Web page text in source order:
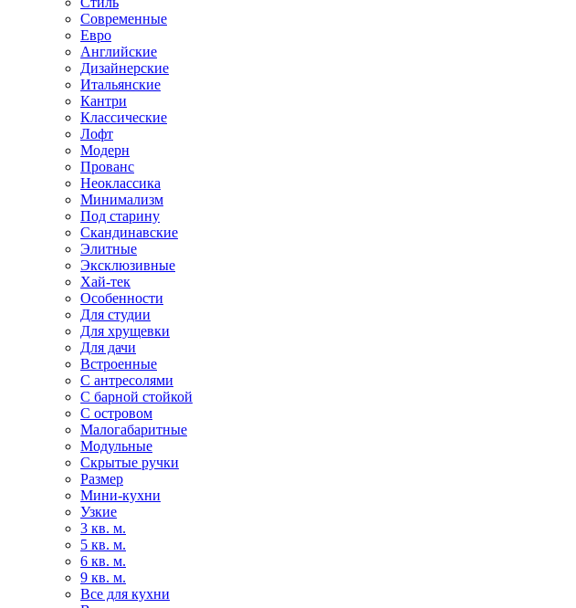
Современные
Евро
Английские
Дизайнерские
Итальянские
Кантри
Классические
Лофт
Модерн
Прованс
Неоклассика
Минимализм
Под старину
Скандинавские
Элитные
Эксклюзивные
Хай-тек
Особенности
Для студии
Для хрущевки
Для дачи
Встроенные
С антресолями
С барной стойкой
С островом
Малогабаритные
Модульные
Скрытые ручки
Размер
Мини-кухни
Узкие
3 кв. м.
5 кв. м.
6 кв. м.
9 кв. м.
Все для кухни